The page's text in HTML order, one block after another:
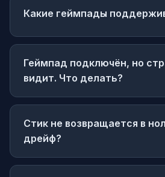
Какие геймпады
Геймпад подключён, но
видит. Что делать?
Стик не возвращается в
дрейф?